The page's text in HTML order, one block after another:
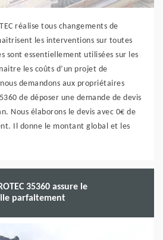
réalise tous changements de
les interventions sur toutes
sont essentiellement utilisées sur les
les coûts d’un projet de
demandons aux propriétaires
de déposer une demande de devis
Nous élaborons le devis avec 0€ de
Il donne le montant global et les
35360 assure le
parfaitement